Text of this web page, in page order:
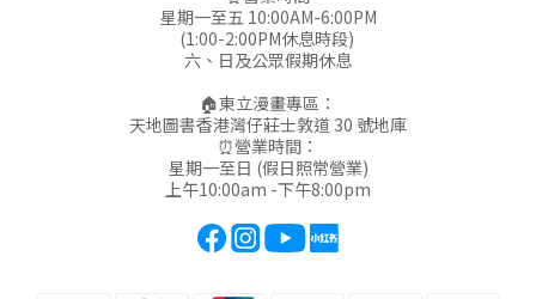
星期一至五 10:00AM-6:00PM
(1:00-2:00PM休息時段)
六、日及公眾假期休息
🏠東立漫畫專區：
天地圖書香港灣仔莊士敦道 30 號地庫
⏰營業時間：
星期一至日 (假日照常營業)
上午10:00am -下午8:00pm